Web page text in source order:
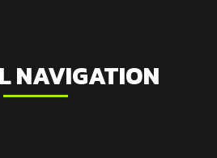
NAVIGATION